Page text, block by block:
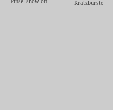
Pinsel show off
Kratzbürste